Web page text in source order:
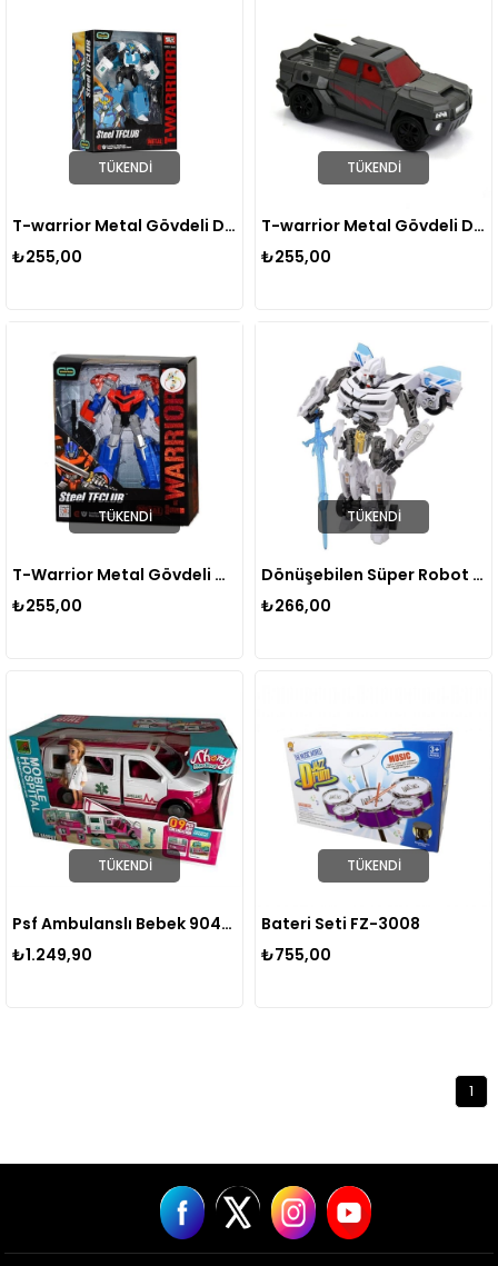
TÜKENDI
T-warrior Metal Gövdeli Dönüşebilen Robot J8018c
₺255,00
TÜKENDI
T-warrior Metal Gövdeli Dönüşebilen Robot J8018f
₺255,00
TÜKENDI
T-Warrior Metal Gövdeli Dönüşebilen Robot J8018D
₺255,00
TÜKENDI
Dönüşebilen Süper Robot 38-29
₺266,00
TÜKENDI
Psf Ambulanslı Bebek 9045-4
₺1.249,90
TÜKENDI
Bateri Seti FZ-3008
₺755,00
1